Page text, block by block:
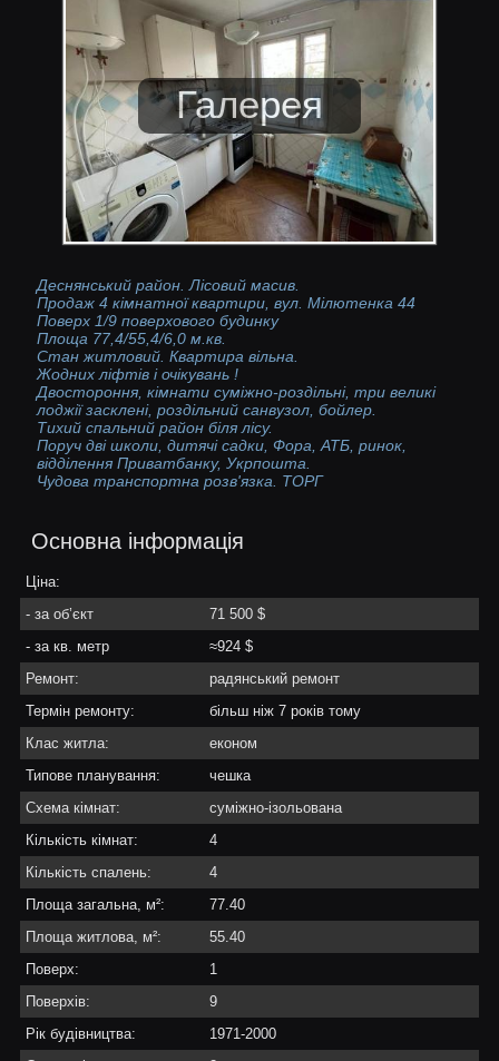
Деснянський район. Лісовий масив.
Продаж 4 кімнатної квартири, вул. Мілютенка 44
Поверх 1/9 поверхового будинку
Площа 77,4/55,4/6,0 м.кв.
Стан житловий. Квартира вільна.
Жодних ліфтів і очікувань !
Двостороння, кімнати суміжно-роздільні, три великі
лоджії засклені, роздільний санвузол, бойлер.
Тихий спальний район біля лісу.
Поруч дві школи, дитячі садки, Фора, АТБ, ринок,
відділення Приватбанку, Укрпошта.
Чудова транспортна розв'язка. ТОРГ
Основна інформація
Ціна:
- за об’єкт
71 500 $
- за кв. метр
≈924 $
Ремонт:
радянський ремонт
Термін ремонту:
більш ніж 7 років тому
Клас житла:
економ
Типове планування:
чешка
Схема кімнат:
суміжно-ізольована
Кількість кімнат:
4
Кількість спалень:
4
Площа загальна, м²:
77.40
Площа житлова, м²:
55.40
Поверх:
1
Поверхів:
9
Рік будівництва:
1971-2000